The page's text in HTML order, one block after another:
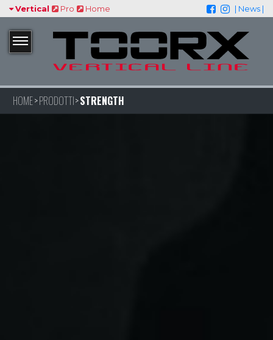
Vertical Pro Home | News |
HOME PRODOTTI STRENGTH